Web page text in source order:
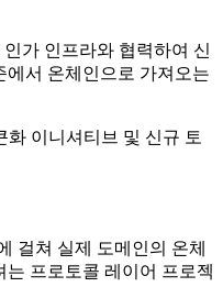
가 인프라와 협력하여 신
서 온체인으로 가져오는
화 이니셔티브 및 신규 토
걸쳐 실제 도메인의 온체
프로토콜 레이어 프로젝